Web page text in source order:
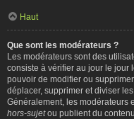
Haut
Que sont les modérateurs ?
Les modérateurs sont des
consiste à vérifier au jour le jour
pouvoir de modifier ou
déplacer, supprimer et diviser
Généralement, les modérateurs
hors-sujetou publient du